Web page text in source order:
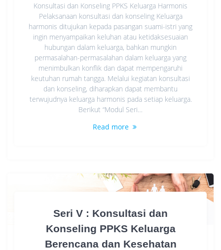
Konsultasi dan Konseling PPKS Keluarga Harmonis
Pelaksanaan konsultasi dan konseling Keluarga
harmonis ditujukan kepada pasangan suami-istri yang
ingin menyampaikan keluhan atau ketidaksesuaian
hubungan dalam keluarga, bahkan mungkin
permasalahan-permasalahan dalam keluarga yang
menimbulkan konflik dan dapat mempengaruhi
keutuhan rumah tangga. Melalui kegiatan konsultasi
dan konseling, diharapkan dapat membantu
terwujudnya keluarga harmonis pada setiap keluarga.
Berikut “Modul Seri…
Read more
Seri V : Konsultasi dan
Konseling PPKS Keluarga
Berencana dan Kesehatan